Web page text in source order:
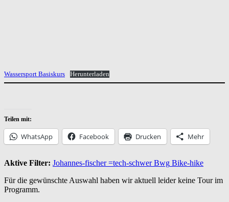
Wassersport Basiskurs Herunterladen
Teilen mit:
WhatsApp Facebook Drucken Mehr
Aktive Filter: Johannes-fischer=tech-schwerBwg Bike-hike
Für die gewünschte Auswahl haben wir aktuell leider keine Tour im
Programm.